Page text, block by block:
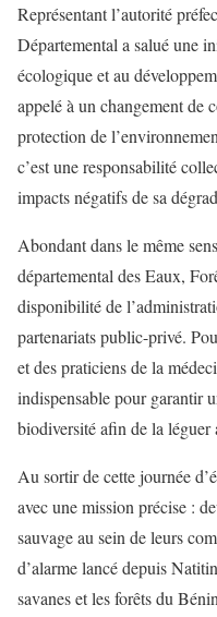
Représentant l’autorité
Départemental a salué une
écologique et au
appelé à un changement de
protection de
c’est une responsabilité
impacts négatifs de sa
Abondant dans le même
départemental des Eaux,
disponibilité de
partenariats public-privé.
et des praticiens de la
indispensable pour garantir
biodiversité afin de la léguer
Au sortir de cette journée
avec une mission précise :
sauvage au sein de leurs
d’alarme lancé depuis
savanes et les forêts du